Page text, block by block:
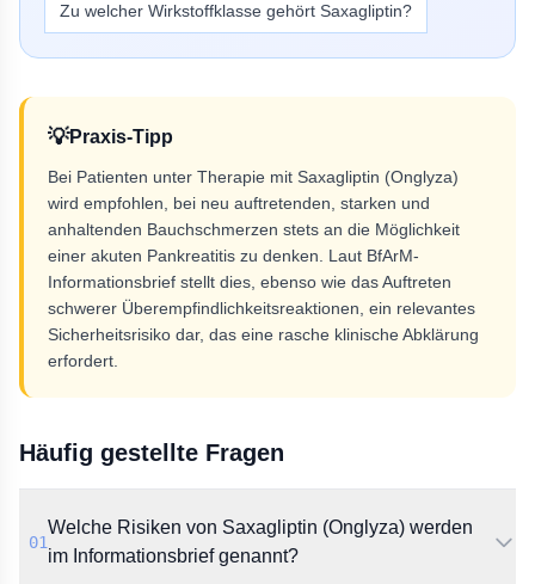
Zu welcher Wirkstoffklasse gehört Saxagliptin?
💡Praxis-Tipp
Bei Patienten unter Therapie mit Saxagliptin (Onglyza)
wird empfohlen, bei neu auftretenden, starken und
anhaltenden Bauchschmerzen stets an die Möglichkeit
einer akuten Pankreatitis zu denken. Laut BfArM-
Informationsbrief stellt dies, ebenso wie das Auftreten
schwerer Überempfindlichkeitsreaktionen, ein relevantes
Sicherheitsrisiko dar, das eine rasche klinische Abklärung
erfordert.
Häufig gestellte Fragen
01
Welche Risiken von Saxagliptin (Onglyza) werden
im Informationsbrief genannt?